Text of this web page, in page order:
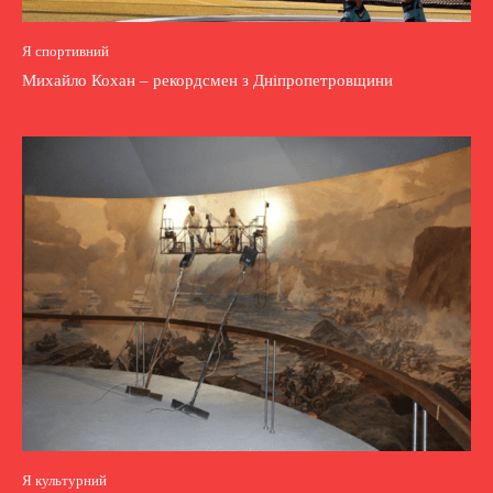
Я спортивний
Михайло Кохан – рекордсмен з Дніпропетровщини
Я культурний